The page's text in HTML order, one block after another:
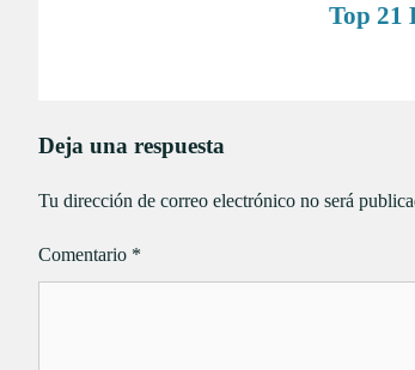
Top 21
Deja una respuesta
Tu dirección de correo electrónico no será
Comentario *